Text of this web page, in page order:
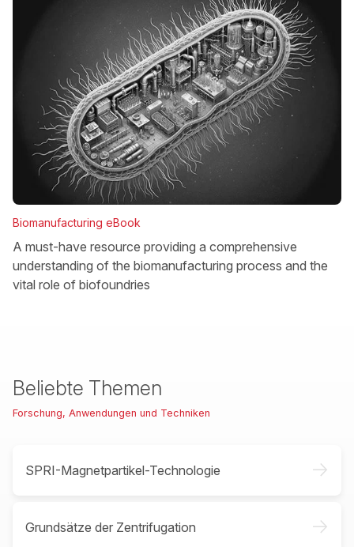
Biomanufacturing eBook
A must-have resource providing a comprehensive
understanding of the biomanufacturing process and the
vital role of biofoundries
Beliebte Themen
Forschung, Anwendungen und Techniken
SPRI-Magnetpartikel-Technologie ->
Grundsätze der Zentrifugation ->